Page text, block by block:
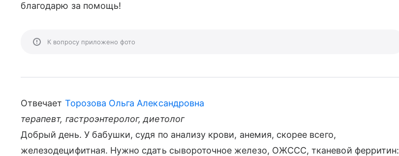
благодарю за помощь!
К вопросу приложено фото
Отвечает Торозова Ольга Александровна
терапевт, гастроэнтеролог, диетолог
Добрый день. У бабушки, судя по анализу крови, анемия, скорее всего,
железодецифитная. Нужно сдать сывороточное железо, ОЖССС, тканевой ферритин: